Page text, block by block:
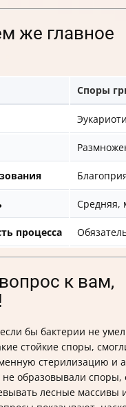
же главное
Споры
Средняя,
процесса
к вам,
бы бактерии не
стойкие споры,
стерилизацию и
образовывали споры,
лесные массивы